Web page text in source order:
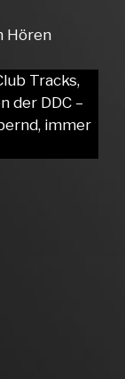
Hören
Tracks,
der DDC –
immer